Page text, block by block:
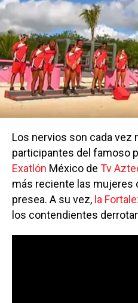
Los nervios son cada vez
participantes del famoso
Exatlón México de Tv
más reciente las mujeres
presea. A su vez, la
los contendientes